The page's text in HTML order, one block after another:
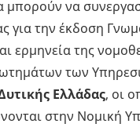
μπορούν να
για την έκδοση
ερμηνεία της
των
Ελλάδας, οι
στην Νομική